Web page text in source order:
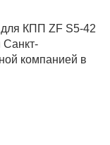
КПП ZF S5-42
Санкт-
компанией в